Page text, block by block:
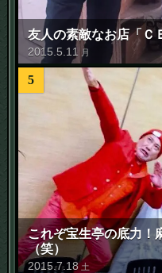
友人の素敵なお店「Ｃ
2015 5 11 月
5
これぞ宝生亭の底力！
（笑）
2015.7. 18 土